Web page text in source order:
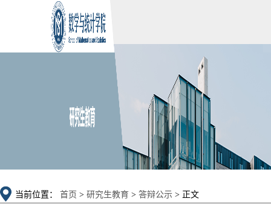
当前位置： 首页 > 研究生教育 > 答辩公示 > 正文